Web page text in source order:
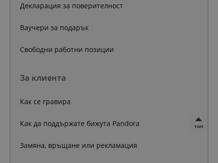
топ
Декларация за поверителност
Ваучери за подарък
Свободни работни позиции
За клиента
Как се гравира
Как да поддържате бижута Pandora
Замяна, връщане или рекламация